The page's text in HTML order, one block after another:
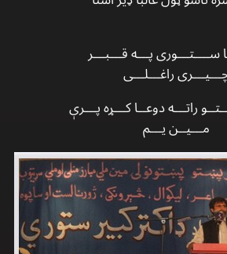
ســــتـــوری پـــه قـــبـــر
راغـــلـــی
راتـــه دوعــا کـــړه پـــرې
مـــیــن یـــم